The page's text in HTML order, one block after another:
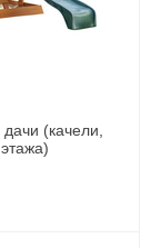
(качели,